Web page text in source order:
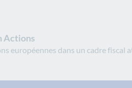
Actions
européennes dans un cadre fiscal